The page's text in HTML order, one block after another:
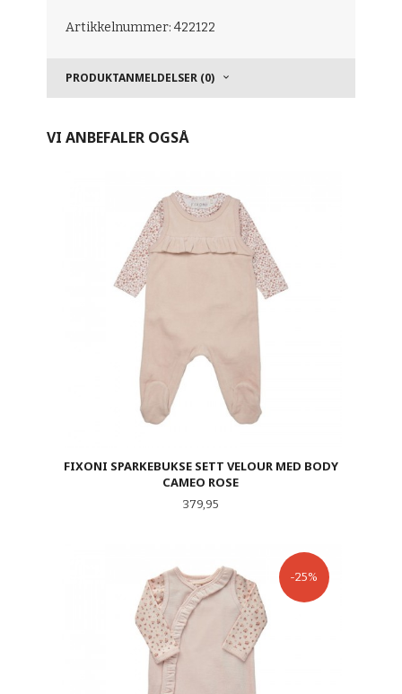
Artikkelnummer: 422122
PRODUKTANMELDELSER (0)
VI ANBEFALER OGSÅ
FIXONI SPARKEBUKSE SETT VELOUR MED BODY
CAMEO ROSE
Pris
379,95
-25%